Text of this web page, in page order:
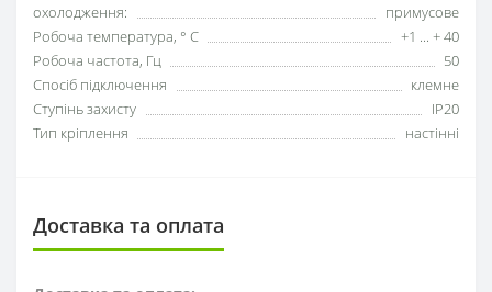
охолодження:
примусове
Робоча температура, ° С
+1 ... + 40
Робоча частота, Гц
50
Спосіб підключення
клемне
Ступінь захисту
IP20
Тип кріплення
настінні
Доставка та оплата